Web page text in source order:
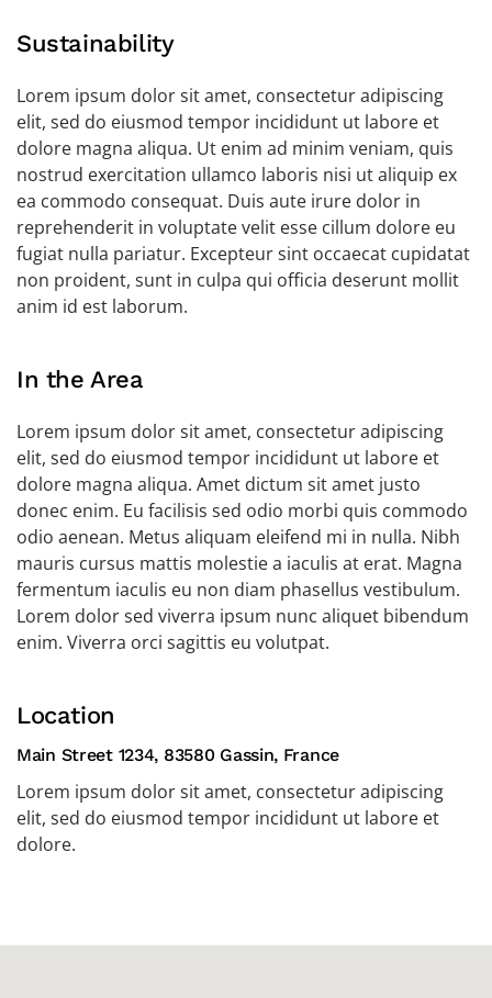
Sustainability
Lorem ipsum dolor sit amet, consectetur adipiscing
elit, sed do eiusmod tempor incididunt ut labore et
dolore magna aliqua. Ut enim ad minim veniam, quis
nostrud exercitation ullamco laboris nisi ut aliquip ex
ea commodo consequat. Duis aute irure dolor in
reprehenderit in voluptate velit esse cillum dolore eu
fugiat nulla pariatur. Excepteur sint occaecat cupidatat
non proident, sunt in culpa qui officia deserunt mollit
anim id est laborum.
In the Area
Lorem ipsum dolor sit amet, consectetur adipiscing
elit, sed do eiusmod tempor incididunt ut labore et
dolore magna aliqua. Amet dictum sit amet justo
donec enim. Eu facilisis sed odio morbi quis commodo
odio aenean. Metus aliquam eleifend mi in nulla. Nibh
mauris cursus mattis molestie a iaculis at erat. Magna
fermentum iaculis eu non diam phasellus vestibulum.
Lorem dolor sed viverra ipsum nunc aliquet bibendum
enim. Viverra orci sagittis eu volutpat.
Location
Main Street 1234, 83580 Gassin, France
Lorem ipsum dolor sit amet, consectetur adipiscing
elit, sed do eiusmod tempor incididunt ut labore et
dolore.